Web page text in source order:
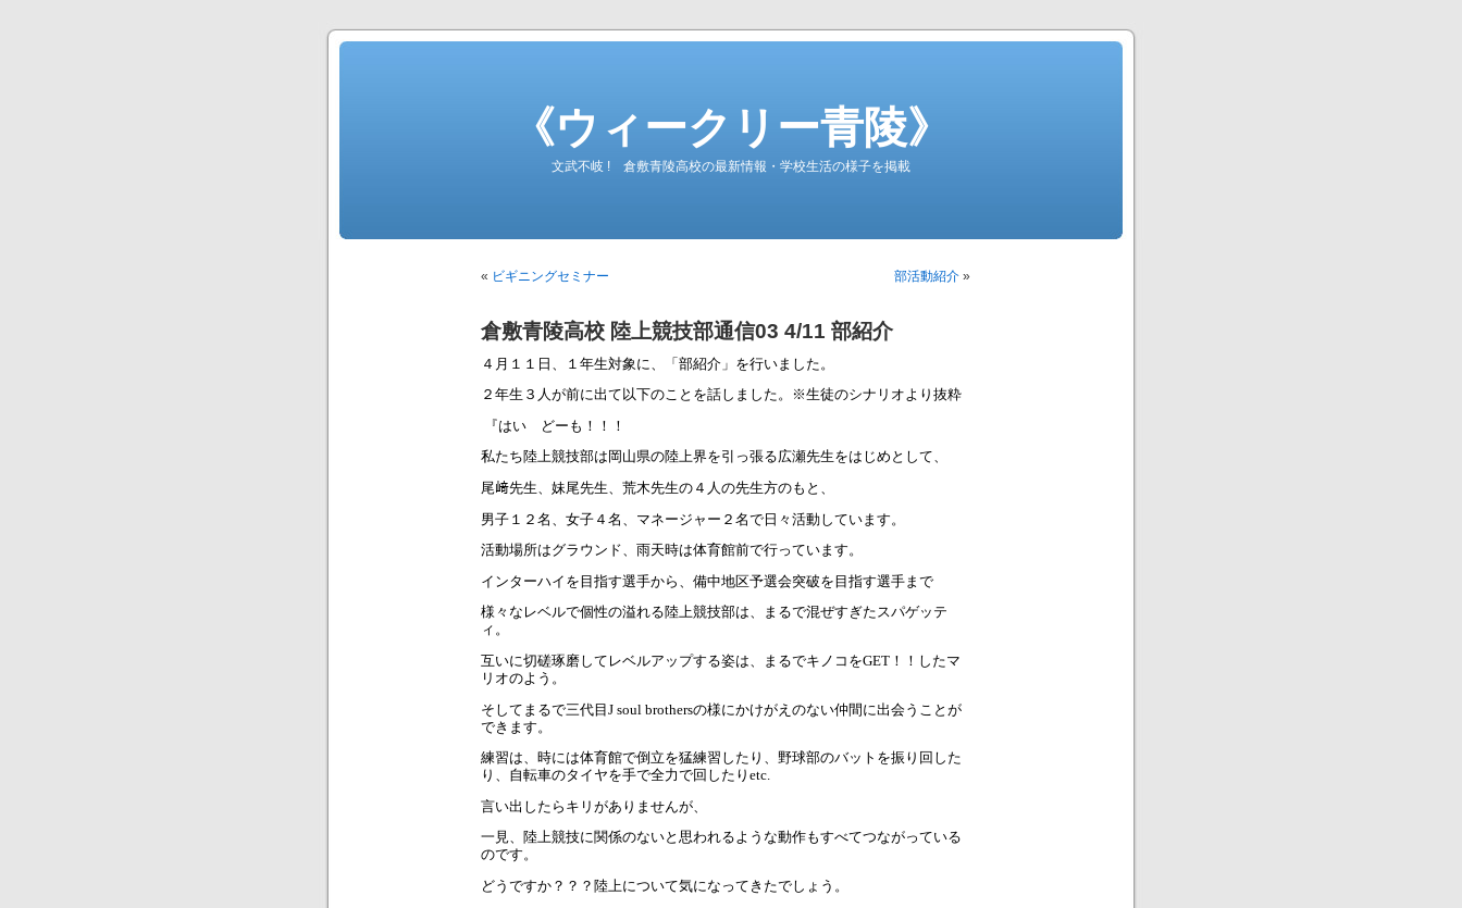
《ウィークリー青陵》
文武不岐 ! 倉敷青陵高校の最新情報・学校生活の様子を掲載
« ビギニングセミナー 部活動紹介 »
倉敷青陵高校 陸上競技部通信03 4/11 部紹介
４月１１日、１年生対象に、「部紹介」を行いました。
２年生３人が前に出て以下のことを話しました。※生徒のシナリオより抜粋
『はい どーも！！！
私たち陸上競技部は岡山県の陸上界を引っ張る広瀬先生をはじめとして、
尾﨑先生、妹尾先生、荒木先生の４人の先生方のもと、
男子１２名、女子４名、マネージャー２名で日々活動しています。
活動場所はグラウンド、雨天時は体育館前で行っています。
インターハイを目指す選手から、備中地区予選会突破を目指す選手まで
様々なレベルで個性の溢れる陸上競技部は、まるで混ぜすぎたスパゲッテ
ィ。
互いに切磋琢磨してレベルアップする姿は、まるでキノコをGET ！！したマ
リオのよう。
そしてまるで三代目 J soul brothersの様にかけがえのない仲間に出会うことが
できます。
練習は、時には体育館で倒立を猛練習したり、野球部のバットを振り回した
り、自転車のタイヤを手で全力で回したり etc.
言い出したらキリがありませんが、
一見、陸上競技に関係のないと思われるような動作もすべてつながっている
のです。
どうですか？？？陸上について気になってきたでしょう。